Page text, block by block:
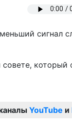
сигнал
который
YouTube и